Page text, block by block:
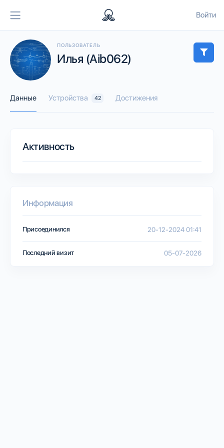
Войти
ПОЛЬЗОВАТЕЛЬ
Илья (Aib062)
Данные Устройства 42 Достижения
Активность
Информация
Присоединился 20-12-2024 01:41
Последний визит 05-07-2026